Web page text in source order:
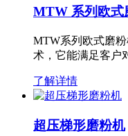
MTW 系列欧式
MTW系列欧式磨
术，它能满足客户
了解详情
超压梯形磨粉机